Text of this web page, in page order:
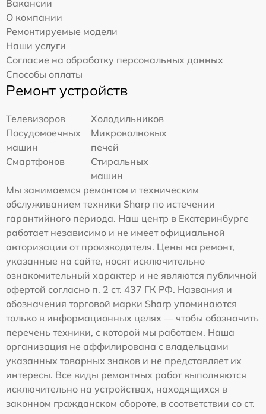
Вакансии
О компании
Ремонтируемые модели
Наши услуги
Согласие на обработку персональных данных
Способы оплаты
Ремонт устройств
Телевизоров
Холодильников
Посудомоечных
машин
Микроволновых
печей
Смартфонов
Стиральных
машин
Мы занимаемся ремонтом и техническим
обслуживанием техники Sharp по истечении
гарантийного периода. Наш центр в Екатеринбурге
работает независимо и не имеет официальной
авторизации от производителя. Цены на ремонт,
указанные на сайте, носят исключительно
ознакомительный характер и не являются публичной
офертой согласно п. 2 ст. 437 ГК РФ. Названия и
обозначения торговой марки Sharp упоминаются
только в информационных целях — чтобы обозначить
перечень техники, с которой мы работаем. Наша
организация не аффилирована с владельцами
указанных товарных знаков и не представляет их
интересы. Все виды ремонтных работ выполняются
исключительно на устройствах, находящихся в
законном гражданском обороте, в соответствии со ст.